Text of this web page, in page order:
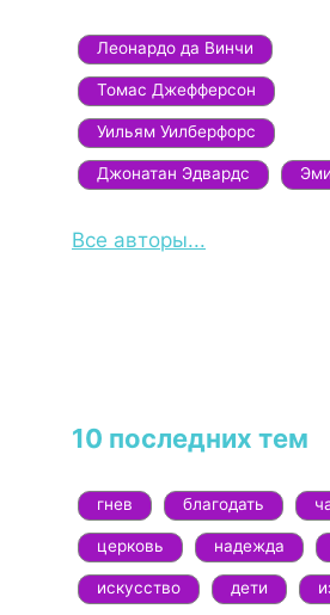
Леонардо да Винчи
Томас Джефферсон
Уильям Уилберфорс
Джонатан Эдвардс
Все авторы...
10 последних тем
гнев благодать
церковь надежда
искусство дети